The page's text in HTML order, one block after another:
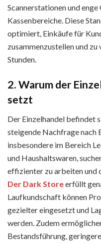
Scannerstationen und
Kassenbereiche. Diese
optimiert, Einkäufe für
zusammenzustellen und
Stunden.
2. Warum der
setzt
Der Einzelhandel befindet
steigende Nachfrage nach
insbesondere im Bereich
und Haushaltswaren,
effizienter zu arbeiten und
Der Dark Storeerfüllt
Laufkundschaft können
gezielter eingesetzt und
werden. Zudem
Bestandsführung,